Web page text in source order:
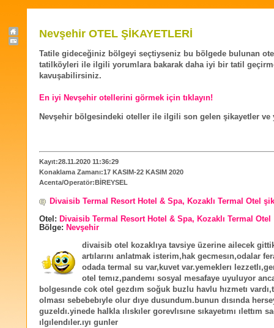
Nevşehir OTEL ŞİKAYETLERİ
Tatile gideceğiniz bölgeyi seçtiyseniz bu bölgede bulunan
tatilköyleri ile ilgili yorumlara bakarak daha iyi bir tatil
kavuşabilirsiniz.
En iyi Nevşehir otellerini görmek için tıklayın!
Nevşehir bölgesindeki oteller ile ilgili son gelen şikayetler ve
Kayıt:28.11.2020 11:36:29
Konaklama Zamanı:17 KASIM-22 KASIM 2020
Acenta/Operatör:BİREYSEL
Divaisib Termal Resort Hotel & Spa, Kozaklı Termal Otel
Otel: Divaisib Termal Resort Hotel & Spa, Kozaklı Termal Otel
Bölge: Nevşehir
divaisib otel kozaklıya tavsiye üzerine ailecek
artılarını anlatmak isterim,hak gecmesın,odalar
odada termal su var,kuvet var.yemeklerı
otel temız,pandemı sosyal mesafaye uyuluyor
bolgesınde cok otel gezdım soğuk buzlu havlu hızmetı
olması sebebebıyle olur dıye dusundum.bunun dısında
guzeldı.yinede halkla ılıskıler gorevlısıne sıkayetımı ılettım
ılgılendıler.ıyı gunler